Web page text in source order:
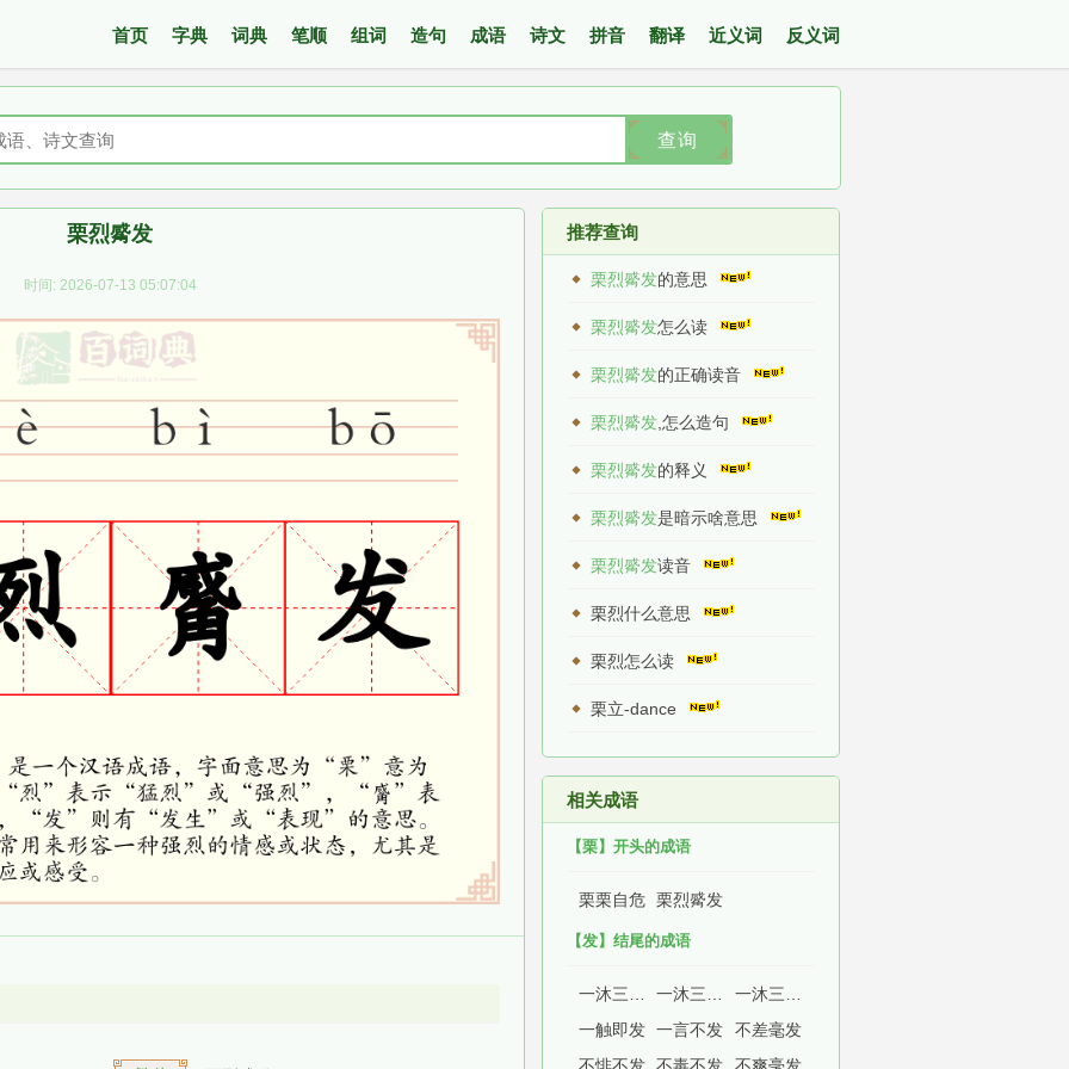
首页 字典 词典 笔顺 组词 造句 成语 诗文 拼音 翻译 近义词 反义词
查询
栗烈觱发
时间: 2026-07-13 05:07:04
推荐查询
栗烈觱发的意思
栗烈觱发怎么读
栗烈觱发的正确读音
栗烈觱发 ,怎么造句
栗烈觱发的释义
栗烈觱发是暗示啥意思
栗烈觱发读音
栗烈什么意思
栗烈怎么读
栗立-dance
相关成语
【栗】开头的成语
栗栗自危 栗烈觱发
【发】结尾的成语
一触即发 一言不发
不差毫发